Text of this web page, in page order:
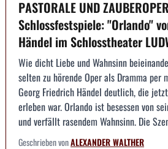
PASTORALE UND
Schlossfestspiele: "Orlando"
Händel im Schlosstheater
Wie dicht Liebe und Wahnsinn
selten zu hörende Oper als Dramma per
Georg Friedrich Händel deutlich, die
erleben war. Orlando ist besessen von
und verfällt rasendem Wahnsinn. Die
Geschrieben vonALEXANDER WALTHER